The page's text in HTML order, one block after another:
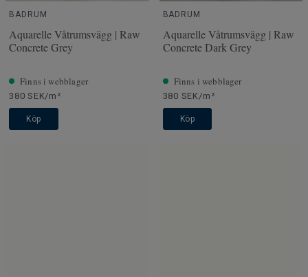
BADRUM
Aquarelle Våtrumsvägg | Raw
Concrete Grey
Finns i webblager
380 SEK/m²
Köp
BADRUM
Aquarelle Våtrumsvägg | Raw
Concrete Dark Grey
Finns i webblager
380 SEK/m²
Köp